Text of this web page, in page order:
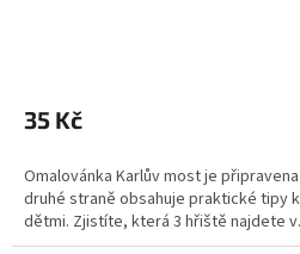
35 Kč
Omalovánka Karlův most je
druhé straně obsahuje praktické tipy
dětmi. Zjistíte, která 3 hřiště najdete